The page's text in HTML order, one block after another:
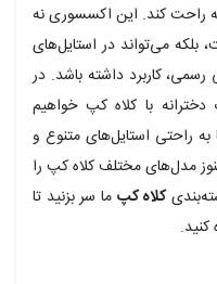
راحت کند. این اکسسوری نه
بلکه می‌تواند در استایل‌های
کاربرد داشته باشد. در
استایل جذاب دخترانه با کلاه کپ خواهیم
به راحتی استایل‌های متنوع و
مدل‌های مختلف کلاه کپ را
کلاه کپ ما سر بزنید تا